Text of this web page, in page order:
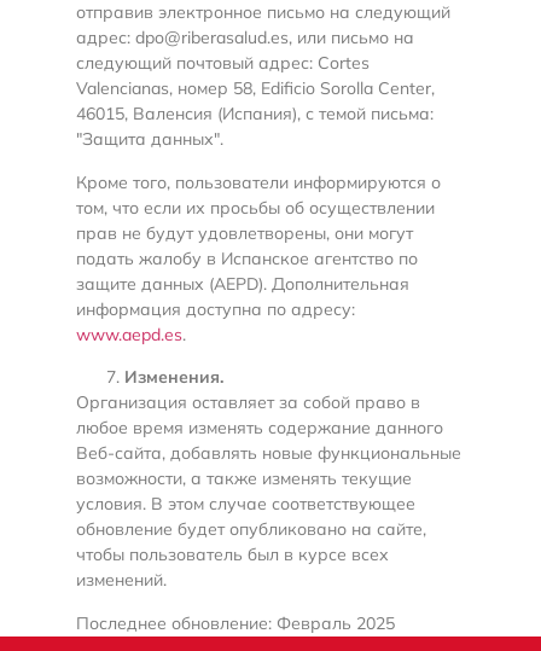
отправив электронное письмо на следующий
адрес: dpo@riberasalud.es, или письмо на
следующий почтовый адрес: Cortes
Valencianas, номер 58, Edificio Sorolla Center,
46015, Валенсия (Испания), с темой письма:
"Защита данных".
Кроме того, пользователи информируются о
том, что если их просьбы об осуществлении
прав не будут удовлетворены, они могут
подать жалобу в Испанское агентство по
защите данных (AEPD). Дополнительная
информация доступна по адресу:
www.aepd.es.
Изменения.
Организация оставляет за собой право в
любое время изменять содержание данного
Веб-сайта, добавлять новые функциональные
возможности, а также изменять текущие
условия. В этом случае соответствующее
обновление будет опубликовано на сайте,
чтобы пользователь был в курсе всех
изменений.
Последнее обновление: Февраль 2025